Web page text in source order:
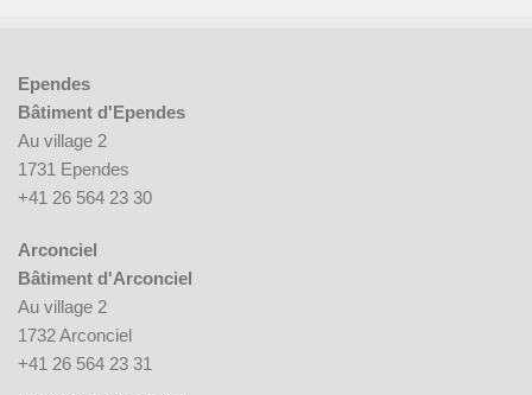
Ependes
Bâtiment d'Ependes
Au village 2
1731 Ependes
+41 26 564 23 30
Arconciel
Bâtiment d'Arconciel
Au village 2
1732 Arconciel
+41 26 564 23 31